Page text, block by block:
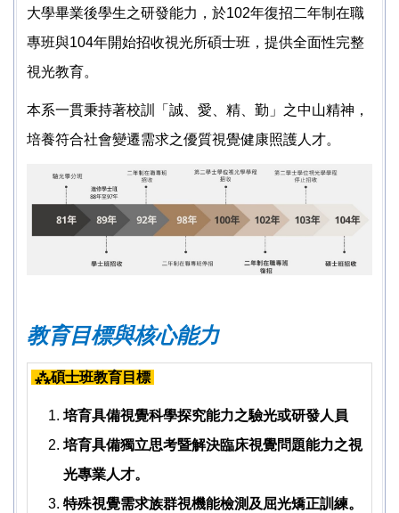
大學畢業後學生之研發能力，於102年復招二年制在職
專班與104年開始招收視光所碩士班，提供全面性完整
視光教育。
本系一貫秉持著校訓「誠、愛、精、勤」之中山精神，
培養符合社會變遷需求之優質視覺健康照護人才。
教育目標與核心能力
⁂碩士班教育目標
培育具備視覺科學探究能力之驗光或研發人員
培育具備獨立思考暨解決臨床視覺問題能力之視
光專業人才。
特殊視覺需求族群視機能檢測及屈光矯正訓練。